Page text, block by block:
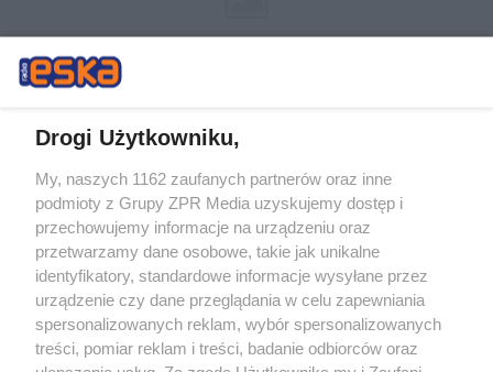
Żaden utwór zamieszczony w serwisie nie może być powielany i
rozpowszechniany lub dalej rozpowszechniany w jakikolwiek sposób (w
tym także elektroniczny lub mechaniczny) na jakimkolwiek polu
eksploatacji w jakiejkolwiek formie, włącznie z umieszczaniem w
Internecie bez pisemnej zgody właściciela praw. Jakiekolwiek użycie lub
wykorzystanie utworów w całości lub w części z naruszeniem prawa,
tzn. bez właściwej zgody, jest zabronione pod groźbą kary i może być
ścigane prawnie.
Drogi Użytkowniku,
My, naszych 1162 zaufanych partnerów oraz inne
podmioty z Grupy ZPR Media uzyskujemy dostęp i
przechowujemy informacje na urządzeniu oraz
przetwarzamy dane osobowe, takie jak unikalne
identyfikatory, standardowe informacje wysyłane przez
urządzenie czy dane przeglądania w celu zapewniania
spersonalizowanych reklam, wybór spersonalizowanych
treści, pomiar reklam i treści, badanie odbiorców oraz